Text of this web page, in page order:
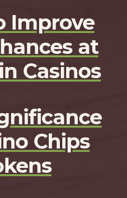
Improve
at
Casinos
Chips